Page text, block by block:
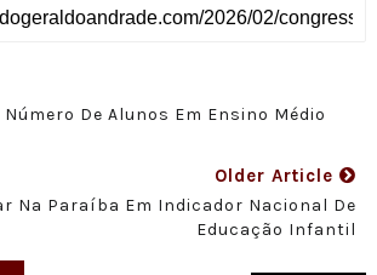
De Alunos Em Ensino Médio
Older Article
Na Paraíba Em Indicador Nacional De
Educação Infantil